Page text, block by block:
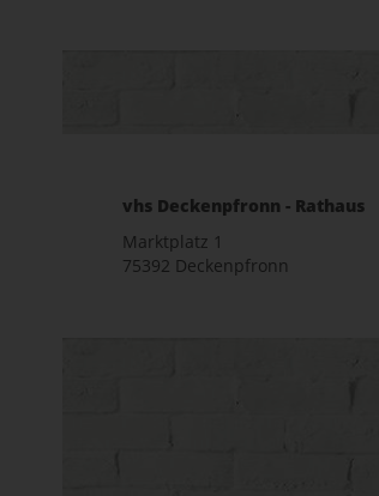
vhs Deckenpfronn - Rathaus
Marktplatz 1
75392 Deckenpfronn